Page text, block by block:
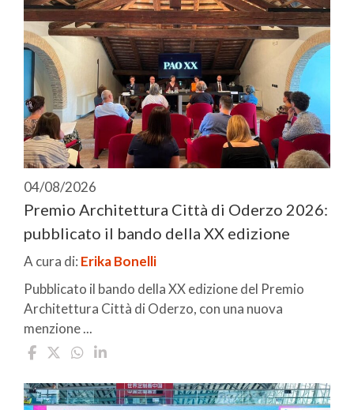
04/08/2026
Premio Architettura Città di Oderzo 2026:
pubblicato il bando della XX edizione
A cura di: Erika Bonelli
Pubblicato il bando della XX edizione del Premio
Architettura Città di Oderzo, con una nuova
menzione ...